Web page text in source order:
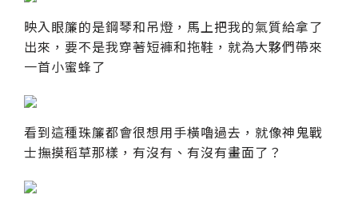
映入眼簾的是鋼琴和吊燈，馬上把我的氣質給拿了
出來，要不是我穿著短褲和拖鞋，就為大夥們帶來
一首小蜜蜂了
看到這種珠簾都會很想用手橫嚕過去，就像神鬼戰
士撫摸稻草那樣，有沒有、有沒有畫面了？